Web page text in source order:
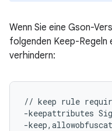
Wenn Sie eine Gson-
folgenden Keep-Regeln
verhindern:
// keep rule
-keepattributes
-